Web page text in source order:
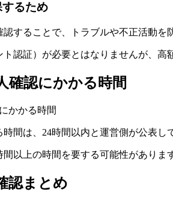
るため
することで、トラブルや不正活動を
認証）が必要とはなりませんが、
確認にかかる時間
間は、24時間以内と運営側が公表し
以上の時間を要する可能性がありま
認まとめ